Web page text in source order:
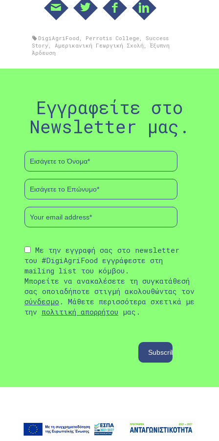
DigiAgriFood , Perrotis College , Success
Story , Αμερικανική Γεωργική Σχολή ,Έξυπνη
Άρδευση
Εγγραφείτε στο
Newsletter μας.
Με την εγγραφή σας στο newsletter
του #DigiAgriFood εγγράφεστε στη
mailing list του κόμβου.
Μπορείτε να ανακαλέσετε τη συγκατάθεσή
σας οποιαδήποτε στιγμή ακολουθώντας τον
σύνδεσμο . Μάθετε περισσότερα σχετικά με
την πολιτική απορρήτου μας.